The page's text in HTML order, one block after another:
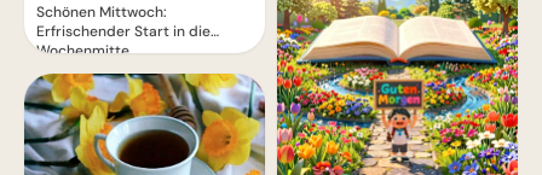
Schönen Mittwoch:
Erfrischender Start in die
Wochenmitte